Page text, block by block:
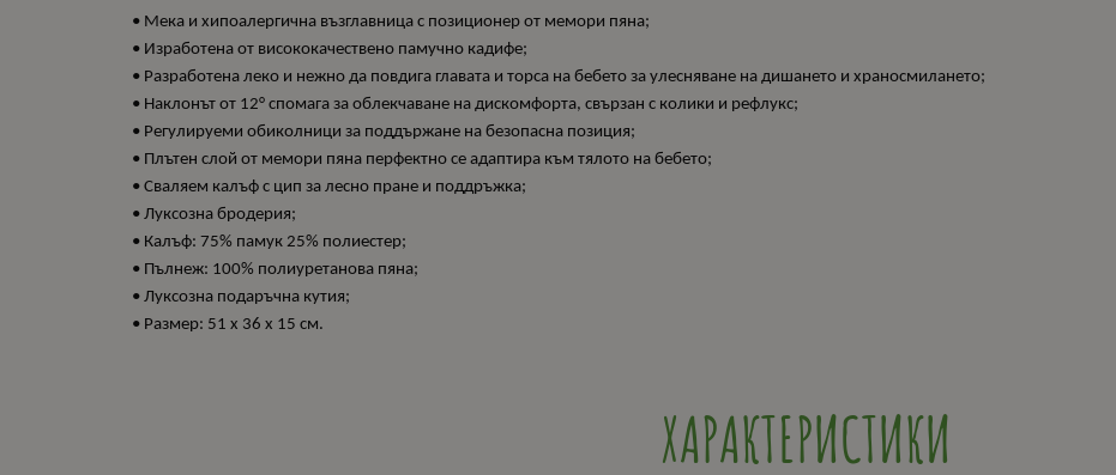
• Мека и хипоалергична възглавница с позиционер от мемори пяна;
• Изработена от висококачествено памучно кадифе;
• Разработена леко и нежно да повдига главата и торса на бебето за улесняване на дишането и храносмилането;
• Наклонът от 12° спомага за облекчаване на дискомфорта, свързан с колики и рефлукс;
• Регулируеми обиколници за поддържане на безопасна позиция;
• Плътен слой от мемори пяна перфектно се адаптира към тялото на бебето;
• Сваляем калъф с цип за лесно пране и поддръжка;
• Луксозна бродерия;
• Калъф: 75% памук 25% полиестер;
• Пълнеж: 100% полиуретанова пяна;
• Луксозна подаръчна кутия;
• Размер: 51 x 36 x 15 см.
ХАРАКТЕРИСТИКИ